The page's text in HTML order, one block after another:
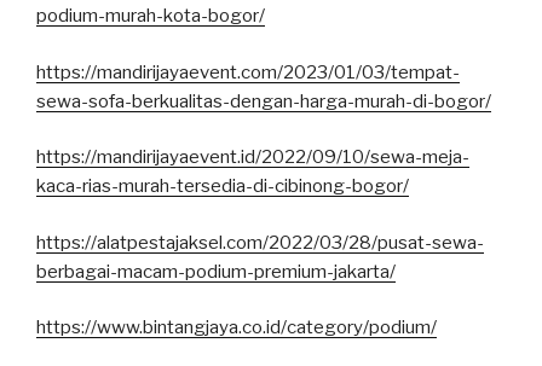
podium-murah-kota-bogor/
https://mandirijayaevent.com/2023/01/03/tempat-
sewa-sofa-berkualitas-dengan-harga-murah-di-bogor/
https://mandirijayaevent.id/2022/09/10/sewa-meja-
kaca-rias-murah-tersedia-di-cibinong-bogor/
https://alatpestajaksel.com/2022/03/28/pusat-sewa-
berbagai-macam-podium-premium-jakarta/
https://www.bintangjaya.co.id/category/podium/